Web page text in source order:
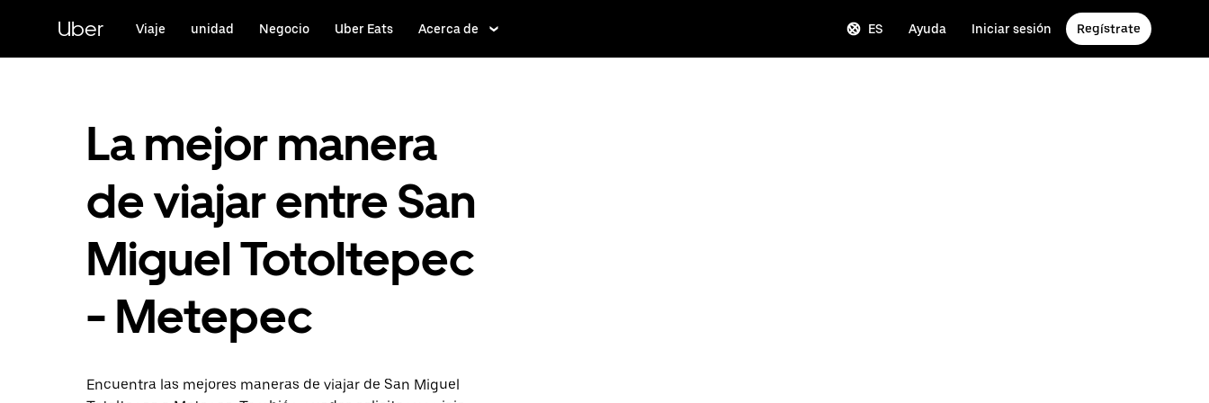
contenido
principal
Uber Viaje unidad Negocio Uber Eats Acerca de ES Ayuda Iniciar sesión Regístrate
La mejor manera
de viajar entre San
Miguel Totoltepec
- Metepec
Encuentra las mejores maneras de viajar de San Miguel